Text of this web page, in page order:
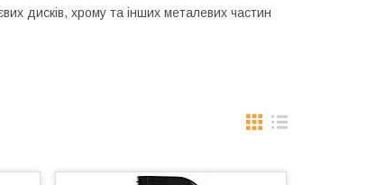
дисків, хрому та інших металевих частин